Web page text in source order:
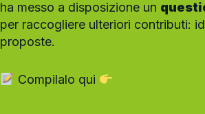
ha messo a disposizione un
per raccogliere ulteriori contributi:
proposte.
Compilalo qui